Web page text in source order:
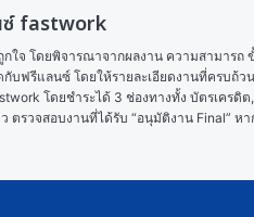
ซ์ fastwork
ใจ โดยพิจารณาจากผลงาน ความสามารถ
กับฟรีแลนซ์ โดยให้รายละเอียดงานที่ครบ
โดยชำระได้ 3 ช่องทางทั้ง บัตรเคร
ตรวจสอบงานที่ได้รับ “อนุมัติงาน Final”